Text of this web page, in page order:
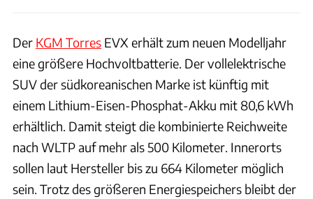
Der KGM Torres EVX erhält zum neuen Modelljahr
eine größere Hochvoltbatterie. Der vollelektrische
SUV der südkoreanischen Marke ist künftig mit
einem Lithium-Eisen-Phosphat-Akku mit 80,6 kWh
erhältlich. Damit steigt die kombinierte Reichweite
nach WLTP auf mehr als 500 Kilometer. Innerorts
sollen laut Hersteller bis zu 664 Kilometer möglich
sein. Trotz des größeren Energiespeichers bleibt der